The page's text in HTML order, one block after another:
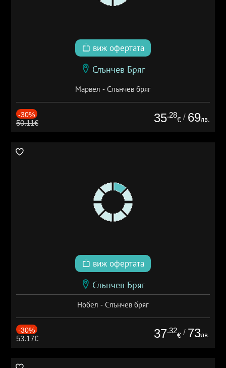
виж офертата
Слънчев Бряг
Марвел - Слънчев бряг
-30%
50.11€ 35.28
€ / 69лв.
виж офертата
Слънчев Бряг
Нобел - Слънчев бряг
-30%
53.17€ 37.32
€ / 73лв.